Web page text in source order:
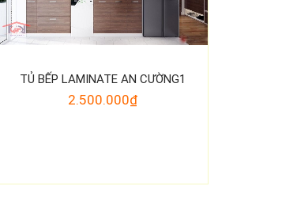
TỦ BẾP LAMINATE AN CƯỜNG1
2.500.000₫